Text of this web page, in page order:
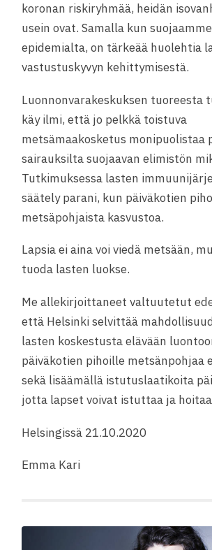
koronan riskiryhmää, heidän
usein ovat. Samalla kun
epidemialta, on tärkeää huolehtia
vastustuskyvyn kehittymisestä.
Luonnonvarakeskuksen tuoreesta
käy ilmi, että jo pelkkä toistuva
metsämaakosketus monipuolistaa
sairauksilta suojaavan elimistön
Tutkimuksessa lasten
säätely parani, kun päiväkotien
metsäpohjaista kasvustoa.
Lapsia ei aina voi viedä metsään,
tuoda lasten luokse.
Me allekirjoittaneet valtuutetut
että Helsinki selvittää
lasten koskestusta elävään
päiväkotien pihoille metsänpohjaa
sekä lisäämällä istutuslaatikoita
jotta lapset voivat istuttaa ja
Helsingissä 21.10.2020
Emma Kari